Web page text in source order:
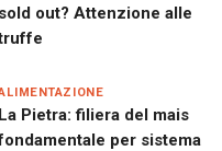
sold out? Attenzione alle
La Pietra: filiera del mais
per sistema